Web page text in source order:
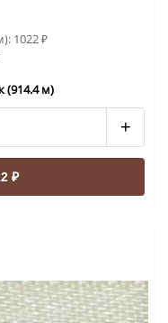
1022₽
(914.4 м)
+
₽